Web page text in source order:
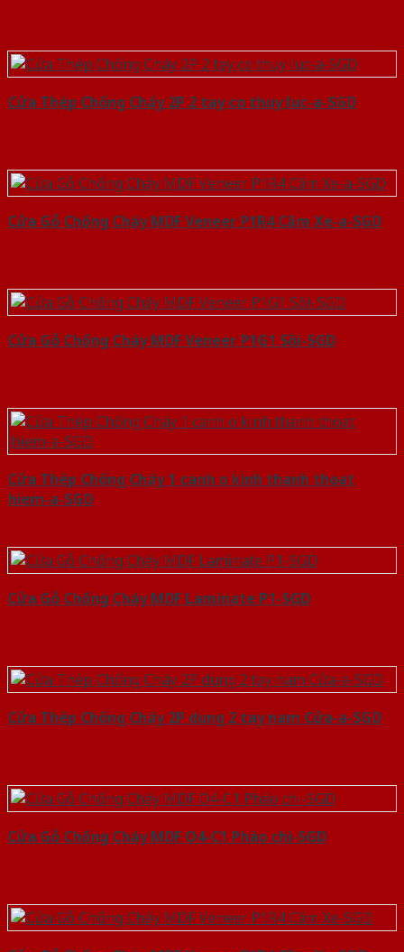
Cửa Thép Chống Cháy 2P 2 tay co thuy luc-a-SGD
Cửa Gỗ Chống Cháy MDF Veneer P1R4 Căm Xe-a-SGD
Cửa Gỗ Chống Cháy MDF Veneer P1G1 Sồi-SGD
Cửa Thép Chống Cháy 1 canh o kinh thanh thoat
hiem-a-SGD
Cửa Gỗ Chống Cháy MDF Laminate P1-SGD
Cửa Thép Chống Cháy 2P dung 2 tay nam Cửa-a-SGD
Cửa Gỗ Chống Cháy MDF O4-C1 Phào chi-SGD